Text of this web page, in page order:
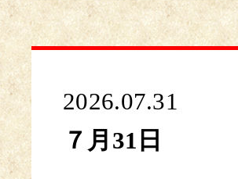
2026.07.31
７月31日